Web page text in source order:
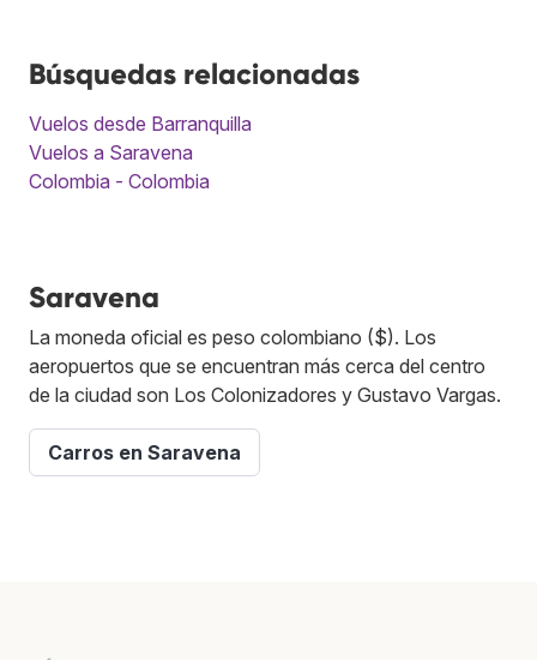
Búsquedas relacionadas
Vuelos desde Barranquilla
Vuelos a Saravena
Colombia - Colombia
Saravena
La moneda oficial es peso colombiano ($). Los
aeropuertos que se encuentran más cerca del centro
de la ciudad son Los Colonizadores y Gustavo Vargas.
Carros en Saravena